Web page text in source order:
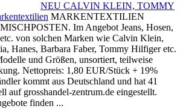
NEU CALVIN KLEIN, TOMMY
MARKENTEXTILIEN
Im Angebot Jeans, Hosen,
von solchen Marken wie Calvin Klein,
Hanes, Barbara Faber, Tommy Hilfiger etc.
und Größen, unsortiert, teilweise
Nettopreis: 1,80 EUR/Stück + 19%
kommt aus Deutschland und hat 41
auf grosshandel-zentrum.de eingestellt.
finden ...